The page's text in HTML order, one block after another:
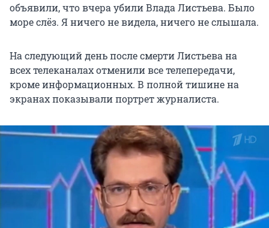
объявили, что вчера убили Влада Листьева. Было
море слёз. Я ничего не видела, ничего не слышала.
На следующий день после смерти Листьева на
всех телеканалах отменили все телепередачи,
кроме информационных. В полной тишине на
экранах показывали портрет журналиста.